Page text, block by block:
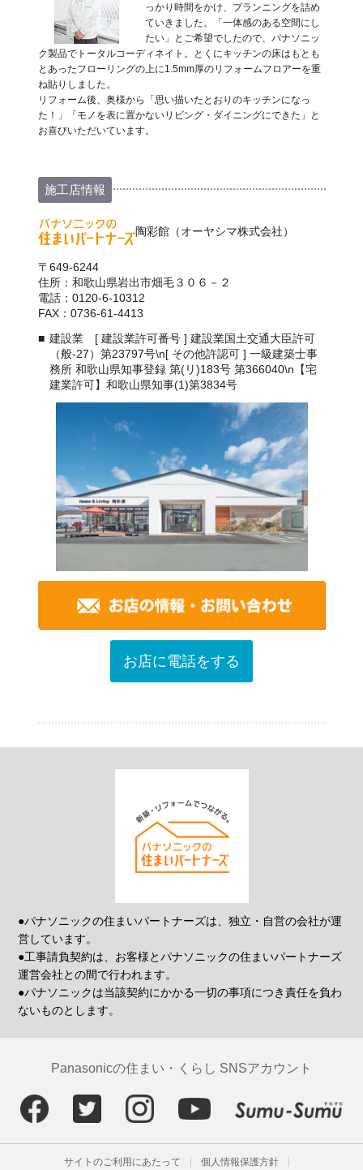
っかり時間をかけ、プランニングを詰め
ていきました。「一体感のある空間にし
たい」とご希望でしたので、パナソニッ
ク製品でトータルコーディネイト。とくにキッチンの床はもとも
とあったフローリングの上に1.5mm厚のリフォームフロアーを重
ね貼りしました。
リフォーム後、奥様から「思い描いたとおりのキッチンになっ
た！」「モノを表に置かないリビング・ダイニングにできた」と
お喜びいただいています。
施工店情報
陶彩館（オーヤシマ株式会社）
〒649-6244
住所：和歌山県岩出市畑毛３０６－２
電話：0120-6-10312
FAX：0736-61-4413
建設業 [ 建設業許可番号 ] 建設業国土交通大臣許可
（般-27）第23797号\n[ その他許認可 ] 一級建築士事
務所 和歌山県知事登録 第(リ)183号 第366040\n【宅
建業許可】和歌山県知事(1)第3834号
お店に電話をする
●パナソニックの住まいパートナーズは、独立・自営の会社が運
営しています。
●工事請負契約は、お客様とパナソニックの住まいパートナーズ
運営会社との間で行われます。
●パナソニックは当該契約にかかる一切の事項につき責任を負わ
ないものとします。
Panasonicの住まい・くらし SNSアカウント
サイトのご利用にあたって 個人情報保護方針